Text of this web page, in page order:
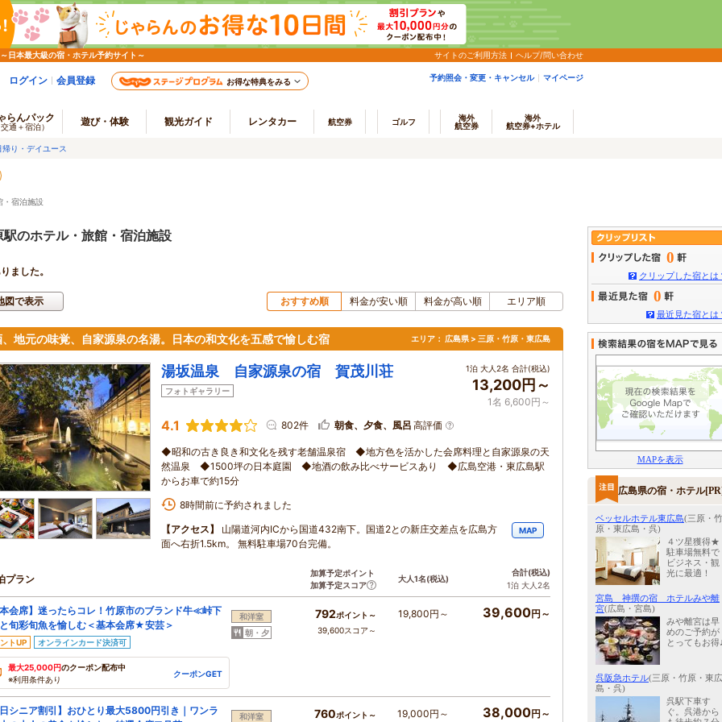
日本最大級の宿・ホテル予約サイト～ サイトのご利用方法 ヘルプ/問い合わせ
ログイン 会員登録 お得な特典をみる 予約照会・変更・キャンセル マイページ
らんパック
通＋宿泊） 遊び・体験 観光ガイド レンタカー 航空券 ゴルフ
海外
航空券
海外
航空券+ホテル
帰り・デイユース
・宿泊施設
駅のホテル・旅館・宿泊施設
ました。
図で表示 おすすめ順 料金が安い順 料金が高い順 エリア順
地元の味覚、自家源泉の名湯。日本の和文化を五感で愉しむ宿 エリア： 広島県 > 三原・竹原・東広島
湯坂温泉 自家源泉の宿 賀茂川荘
フォトギャラリー
1泊 大人2名 合計(税込)
13,200円～
1名 6,600円～
4.1 802件 朝食、夕食、風呂 高評価
◆昭和の古き良き和文化を残す老舗温泉宿 ◆地方色を活かした会席料理と自家源泉の天
然温泉 ◆1500坪の日本庭園 ◆地酒の飲み比べサービスあり ◆広島空港・東広島駅
からお車で約15分
8時間前に予約されました
【アクセス】
山陽道河内ICから国道432南下。国道2との新庄交差点を広島方
面へ右折1.5km。 無料駐車場70台完備。
MAP
プラン
加算予定ポイント
加算予定スコア
大人1名(税込)
合計(税込)
1泊 大人2名
会席】迷ったらコレ！竹原市のブランド牛≪峠下
旬彩旬魚を愉しむ＜基本会席★安芸＞
トUP オンラインカード決済可
最大25,000円のクーポン配布中
※利用条件あり
クーポンGET
和洋室
朝・夕
792ポイント～
39,600スコア～
19,800円～ 39,600円～
シニア割引】おひとり最大5800円引き｜ワンラ
和洋室 760ポイント～ 19,000円～ 38,000円～
0
クリップした宿とは
0
最近見た宿とは
MAPを表示
広島県の宿・ホテル
ベッセルホテル東広島(三原・竹
原・東広島・呉)
４ツ星獲得★
駐車場無料で
ビジネス・観
光に最適！
宮島 神撰の宿 ホテルみや離
宮(広島・宮島)
みや離宮は早
めのご予約が
とってもお得
呉阪急ホテル(三原・竹原・東広
島・呉)
呉駅下車す
ぐ。呉港から